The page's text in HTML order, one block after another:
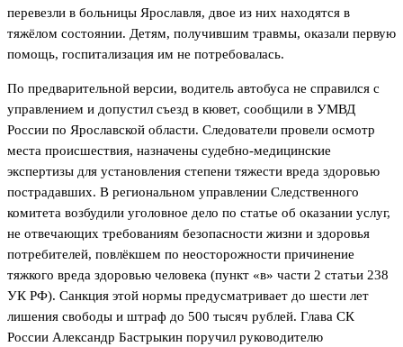
перевезли в больницы Ярославля, двое из них находятся в
тяжёлом состоянии. Детям, получившим травмы, оказали первую
помощь, госпитализация им не потребовалась.
По предварительной версии, водитель автобуса не справился с
управлением и допустил съезд в кювет, сообщили в УМВД
России по Ярославской области. Следователи провели осмотр
места происшествия, назначены судебно-медицинские
экспертизы для установления степени тяжести вреда здоровью
пострадавших. В региональном управлении Следственного
комитета возбудили уголовное дело по статье об оказании услуг,
не отвечающих требованиям безопасности жизни и здоровья
потребителей, повлёкшем по неосторожности причинение
тяжкого вреда здоровью человека (пункт «в» части 2 статьи 238
УК РФ). Санкция этой нормы предусматривает до шести лет
лишения свободы и штраф до 500 тысяч рублей. Глава СК
России Александр Бастрыкин поручил руководителю